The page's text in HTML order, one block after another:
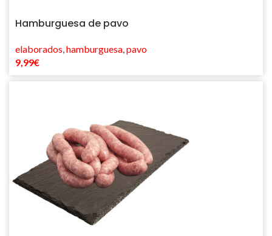
Hamburguesa de pavo
elaborados,hamburguesa,pavo
9,99€